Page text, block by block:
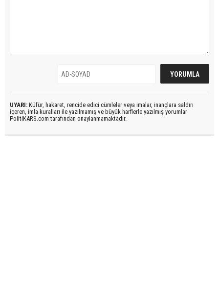
UYARI: Küfür, hakaret, rencide edici cümleler veya imalar, inançlara saldırı
içeren, imla kuralları ile yazılmamış ve büyük harflerle yazılmış yorumlar
PolitiKARS.com tarafından onaylanmamaktadır.